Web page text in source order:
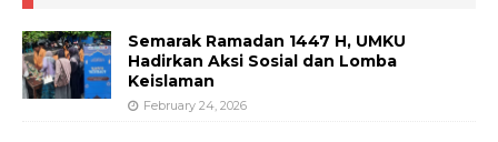
Semarak Ramadan 1447 H, UMKU
Hadirkan Aksi Sosial dan Lomba
Keislaman
February 24, 2026